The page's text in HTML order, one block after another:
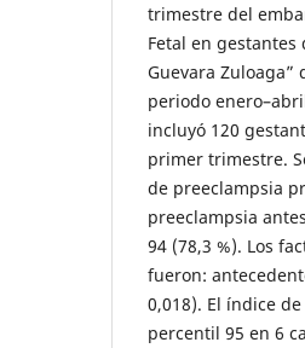
trimestre del
Fetal en
Guevara
periodo
incluyó 120
primer trimestre.
de preeclampsia
preeclampsia
94 (78,3 %). Los
fueron:
0,018). El índice
percentil 95 en 6